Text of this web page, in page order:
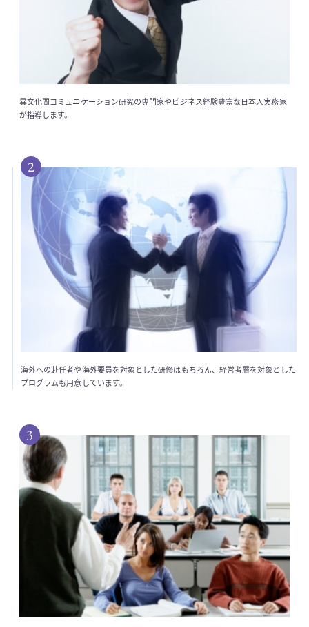
異文化間コミュニケーション研究の専門家やビジネス経験豊富な日本人実務家
が指導します。
2
海外への赴任者や海外要員を対象とした研修はもちろん、経営者層を対象とした
プログラムも用意しています。
3